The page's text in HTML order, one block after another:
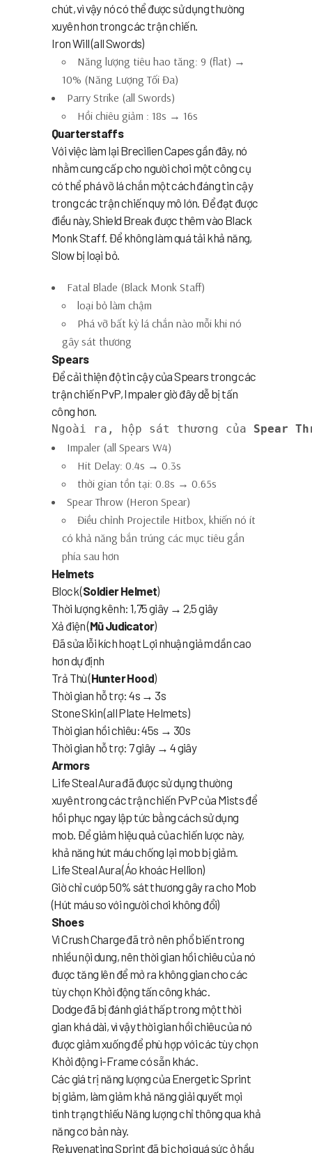
chút, vì vậy nó có thể được sử dụng thường
xuyên hơn trong các trận chiến.
Iron Will (all Swords)
Năng lượng tiêu hao tăng: 9 (flat) →
10% (Năng Lượng Tối Đa)
Parry Strike (all Swords)
Hồi chiêu giảm : 18s → 16s
Quarterstaffs
Với việc làm lại Brecilien Capes gần đây, nó
nhằm cung cấp cho người chơi một công cụ
có thể phá vỡ lá chắn một cách đáng tin cậy
trong các trận chiến quy mô lớn. Để đạt được
điều này, Shield Break được thêm vào Black
Monk Staff. Để không làm quá tải khả năng,
Slow bị loại bỏ.
Fatal Blade (Black Monk Staff)
loại bỏ làm chậm
Phá vỡ bất kỳ lá chắn nào mỗi khi nó
gây sát thương
Spears
Để cải thiện độ tin cậy của Spears trong các
trận chiến PvP, Impaler giờ đây dễ bị tấn
công hơn.
Ngoài ra, hộp sát thương của Spear
Impaler (all Spears W4)
Hit Delay: 0.4s → 0.3s
thời gian tồn tại: 0.8s → 0.65s
Spear Throw (Heron Spear)
Điều chỉnh Projectile Hitbox, khiến nó ít
có khả năng bắn trúng các mục tiêu gần
phía sau hơn
Helmets
Block (Soldier Helmet)
Thời lượng kênh: 1,75 giây → 2,5 giây
Xả điện (Mũ Judicator)
Đã sửa lỗi kích hoạt Lợi nhuận giảm dần cao
hơn dự định
Trả Thù (Hunter Hood)
Thời gian hỗ trợ: 4s → 3s
Stone Skin (all Plate Helmets)
Thời gian hồi chiêu: 45s → 30s
Thời gian hỗ trợ: 7 giây → 4 giây
Armors
Life Steal Aura đã được sử dụng thường
xuyên trong các trận chiến PvP của Mists để
hồi phục ngay lập tức bằng cách sử dụng
mob. Để giảm hiệu quả của chiến lược này,
khả năng hút máu chống lại mob bị giảm.
Life Steal Aura (Áo khoác Hellion)
Giờ chỉ cướp 50% sát thương gây ra cho Mob
(Hút máu so với người chơi không đổi)
Shoes
Vì Crush Charge đã trở nên phổ biến trong
nhiều nội dung, nên thời gian hồi chiêu của nó
được tăng lên để mở ra không gian cho các
tùy chọn Khởi động tấn công khác.
Dodge đã bị đánh giá thấp trong một thời
gian khá dài, vì vậy thời gian hồi chiêu của nó
được giảm xuống để phù hợp với các tùy chọn
Khởi động i-Frame có sẵn khác.
Các giá trị năng lượng của Energetic Sprint
bị giảm, làm giảm khả năng giải quyết mọi
tình trạng thiếu Năng lượng chỉ thông qua khả
năng cơ bản này.
Rejuvenating Sprint đã bị chơi quá sức ở hầu